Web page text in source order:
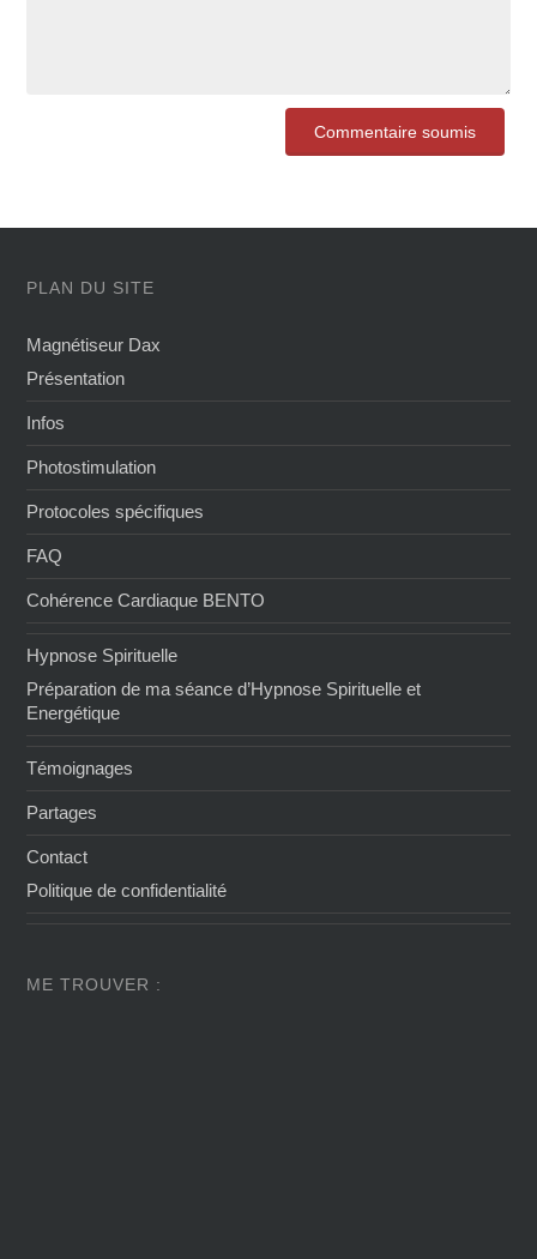
PLAN DU SITE
Magnétiseur Dax
Présentation
Infos
Photostimulation
Protocoles spécifiques
FAQ
Cohérence Cardiaque BENTO
Hypnose Spirituelle
Préparation de ma séance d’Hypnose Spirituelle et
Energétique
Témoignages
Partages
Contact
Politique de confidentialité
ME TROUVER :